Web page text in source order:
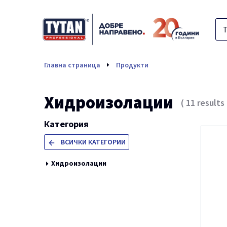
Главна страница Продукти
Хидроизолации ( 11 results
Категория
ВСИЧКИ КАТЕГОРИИ
Хидроизолации